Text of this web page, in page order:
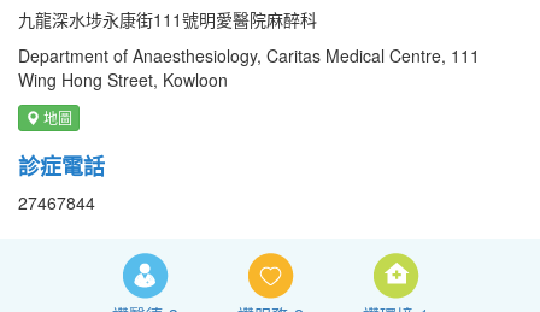
九龍深水埗永康街111號明愛醫院麻醉科
Department of Anaesthesiology, Caritas Medical Centre, 111
Wing Hong Street, Kowloon
地圖
診症電話
27467844